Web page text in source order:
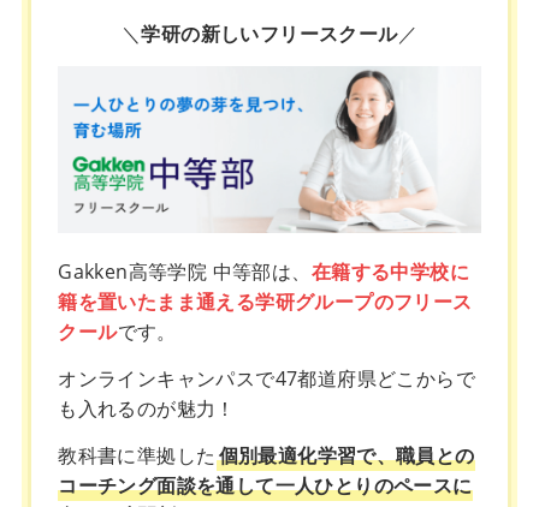
＼学研の新しいフリースクール／
Gakken高等学院 中等部は、 在籍する中学校に
籍を置いたまま通える学研グループのフリース
クールです。
オンラインキャンパスで47都道府県どこからで
も入れるのが魅力！
教科書に準拠した 個別最適化学習で、職員との
コーチング面談を通して一人ひとりのペースに